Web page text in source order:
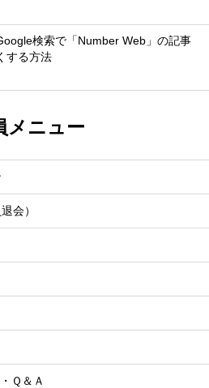
検索で「Number Web」の記事
する方法
メニュー
会）
Ｑ＆Ａ